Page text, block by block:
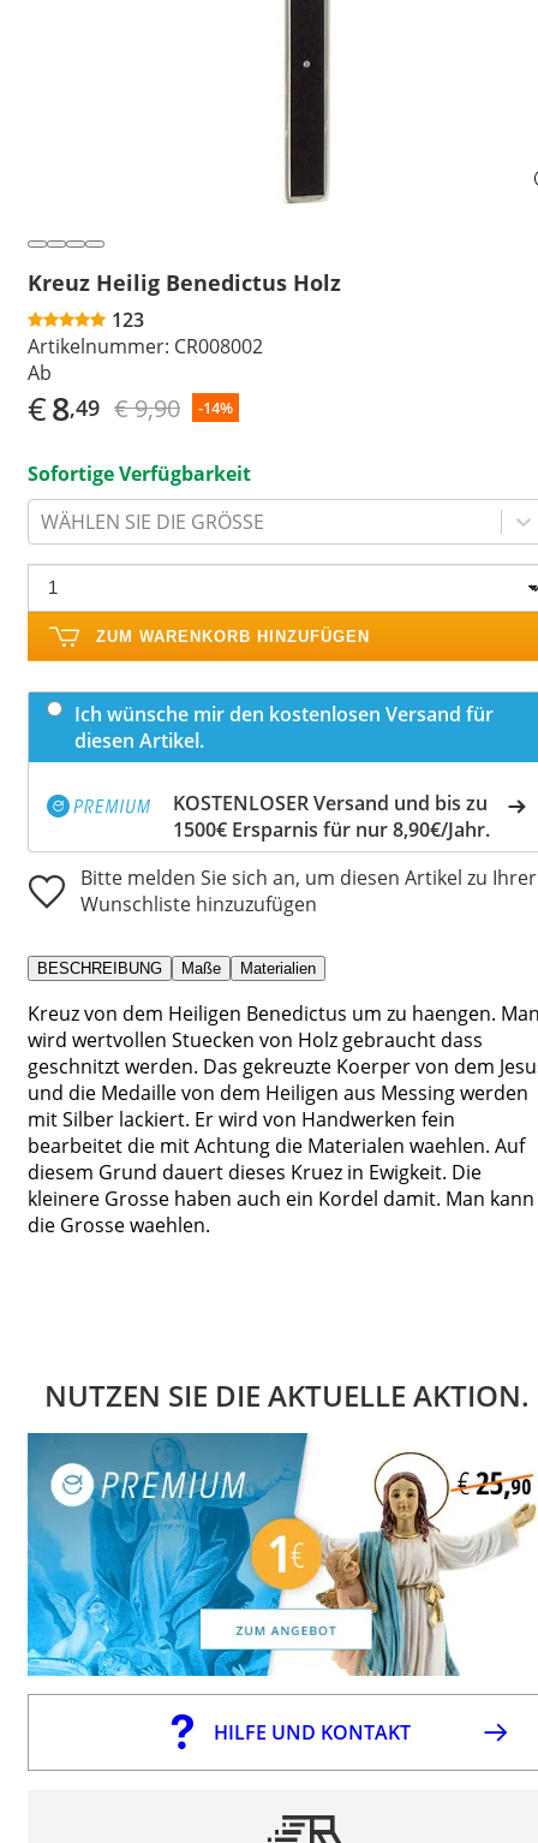
Kreuz Heilig Benedictus Holz
123
Artikelnummer: CR008002
Ab
€8,49 € 9,90 -14%
Sofortige Verfügbarkeit
WÄHLEN SIE DIE GRÖSSE
ZUM WARENKORB HINZUFÜGEN
Ich wünsche mir den kostenlosen Versand für
diesen Artikel.
KOSTENLOSER Versand und bis zu
1500€ Ersparnis für nur 8,90€/Jahr.
Bitte melden Sie sich an, um diesen Artikel zu Ihrer
Wunschliste hinzuzufügen
BESCHREIBUNG Maße Materialien
Kreuz von dem Heiligen Benedictus um zu haengen.
wird wertvollen Stuecken von Holz gebraucht dass
geschnitzt werden. Das gekreuzte Koerper von dem
und die Medaille von dem Heiligen aus Messing werden
mit Silber lackiert. Er wird von Handwerken fein
bearbeitet die mit Achtung die Materialen waehlen. Auf
diesem Grund dauert dieses Kruez in Ewigkeit. Die
kleinere Grosse haben auch ein Kordel damit. Man kann
die Grosse waehlen.
NUTZEN SIE DIE AKTUELLE AKTION.
HILFE UND KONTAKT